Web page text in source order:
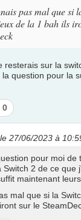
pas mal que si
de la 1 bah ils
resterais sur la
question pour la
J’aime
pas
0
le 27/06/2023 à
pour moi de
Switch 2 de ce que
maintenant
mal que si la
sur le